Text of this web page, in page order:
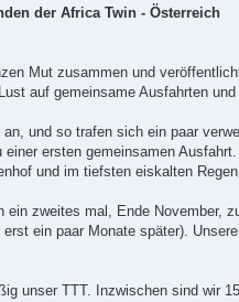
der Africa Twin - Österreich
Mut zusammen und
auf gemeinsame Ausfahrten und
und so trafen sich ein paar
ersten gemeinsamen
und im tiefsten eiskalten
zweites mal, Ende November,
ein paar Monate später).
unser TTT. Inzwischen sind wir